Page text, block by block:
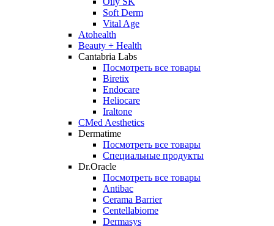
Soft Derm
Vital Age
Atohealth
Beauty + Health
Cantabria Labs
Посмотреть все товары
Biretix
Endocare
Heliocare
Iraltone
CMed Aesthetics
Dermatime
Посмотреть все товары
Специальные продукты
Dr.Oracle
Посмотреть все товары
Antibac
Cerama Barrier
Centellabiome
Dermasys